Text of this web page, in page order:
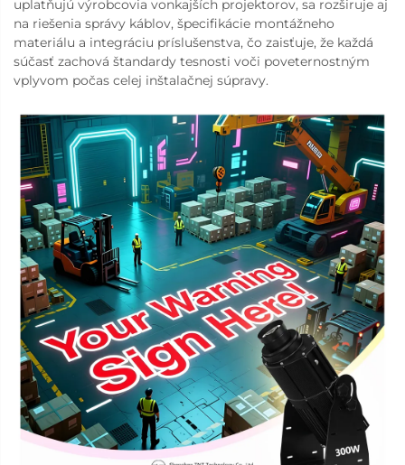
uplatňujú výrobcovia vonkajších projektorov, sa rozširuje aj
na riešenia správy káblov, špecifikácie montážneho
materiálu a integráciu príslušenstva, čo zaisťuje, že každá
súčasť zachová štandardy tesnosti voči poveternostným
vplyvom počas celej inštalačnej súpravy.